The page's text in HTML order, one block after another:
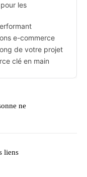
les
e-commerce
de votre projet
clé en main
ne
liens